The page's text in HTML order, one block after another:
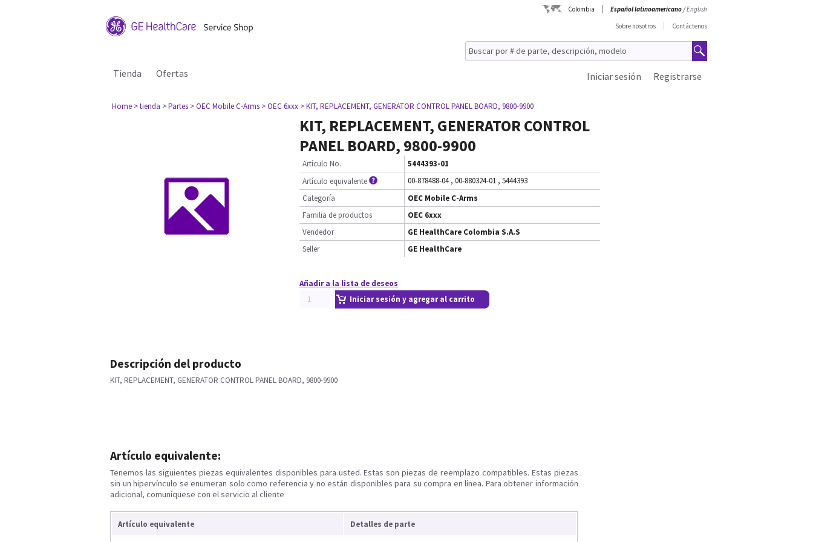
Colombia Español latinoamericano/English
Sobre nosotros
Contáctenos
Tienda Ofertas Registrarse
Iniciar sesión
Home > tienda > Partes > OEC Mobile C-Arms > OEC 6xxx > KIT, REPLACEMENT, GENERATOR CONTROL PANEL BOARD, 9800-9900
KIT, REPLACEMENT, GENERATOR CONTROL
PANEL BOARD, 9800-9900
Artículo No.
5444393-01
Artículo equivalente
00-878488-04 , 00-880324-01 , 5444393
Categoría
OEC Mobile C-Arms
Familia de productos
OEC 6xxx
Vendedor
GE HealthCare Colombia S.A.S
Seller
GE HealthCare
Añadir a la lista de deseos
Iniciar sesión y agregar al carrito
Descripción del producto
KIT, REPLACEMENT, GENERATOR CONTROL PANEL BOARD, 9800-9900
Artículo equivalente:
Tenemos las siguientes piezas equivalentes disponibles para usted. Estas son piezas de reemplazo compatibles. Estas piezas
sin un hipervínculo se enumeran solo como referencia y no están disponibles para su compra en línea. Para obtener información
adicional, comuníquese con el servicio al cliente
Artículo equivalente Detalles de parte